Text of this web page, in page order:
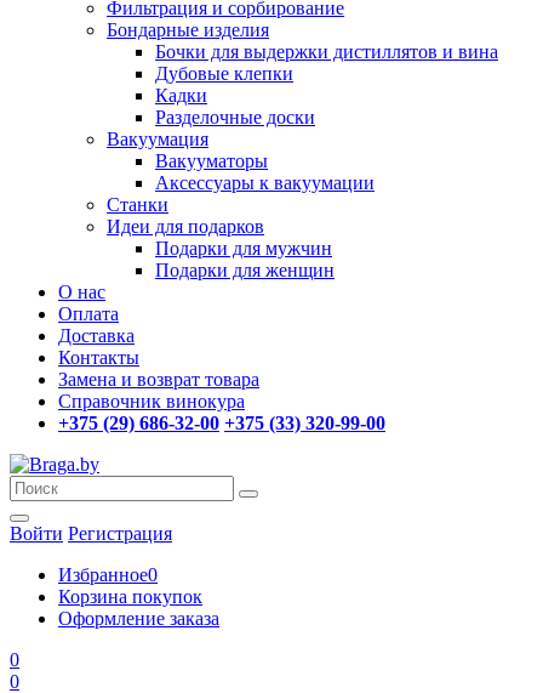
Фильтрация и сорбирование
Бондарные изделия
Бочки для выдержки дистиллятов и вина
Дубовые клепки
Кадки
Разделочные доски
Вакуумация
Вакууматоры
Аксессуары к вакуумации
Станки
Идеи для подарков
Подарки для мужчин
Подарки для женщин
О нас
Оплата
Доставка
Контакты
Замена и возврат товара
Справочник винокура
+375 (29) 686-32-00 +375 (33) 320-99-00
Войти Регистрация
Избранное0
Корзина покупок
Оформление заказа
0
0